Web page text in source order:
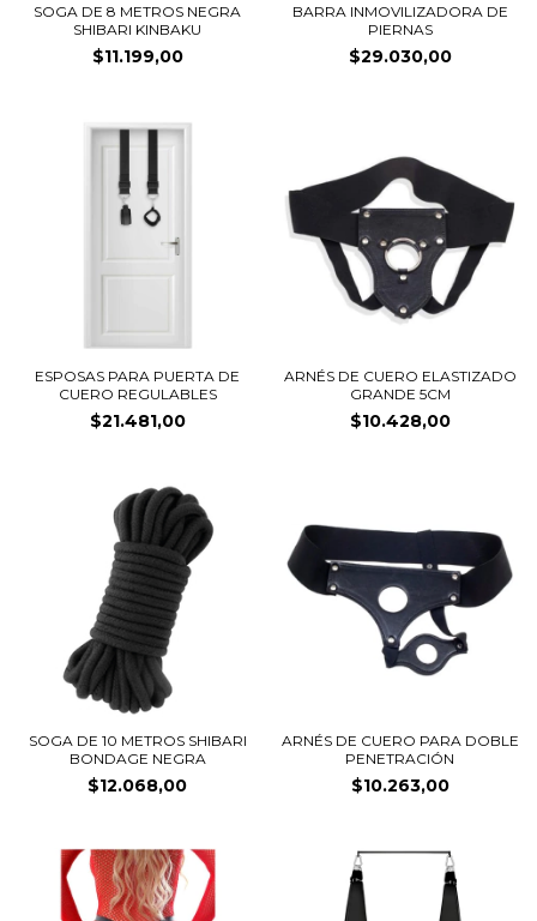
SOGA DE 8 METROS NEGRA
SHIBARI KINBAKU
$11.199,00
BARRA INMOVILIZADORA DE
PIERNAS
$29.030,00
ESPOSAS PARA PUERTA DE
CUERO REGULABLES
$21.481,00
ARNÉS DE CUERO ELASTIZADO
GRANDE 5CM
$10.428,00
SOGA DE 10 METROS SHIBARI
BONDAGE NEGRA
$12.068,00
ARNÉS DE CUERO PARA DOBLE
PENETRACIÓN
$10.263,00